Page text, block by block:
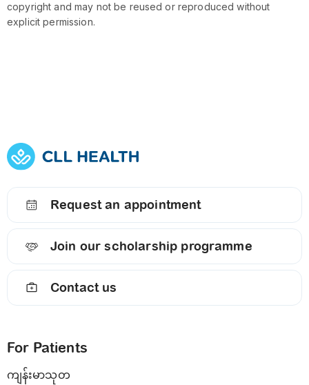
copyright and may not be reused or reproduced without
explicit permission.
Request an appointment
Join our scholarship programme
Contact us
For Patients
ကျန်းမာသုတ